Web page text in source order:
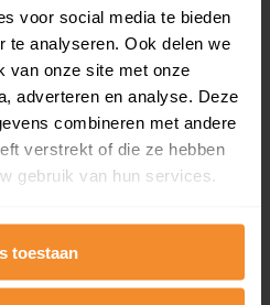
voor social media te bieden
te analyseren. Ook delen we
van onze site met onze
adverteren en analyse. Deze
combineren met andere
verstrekt of die ze hebben
gebruik van hun services.
toestaan